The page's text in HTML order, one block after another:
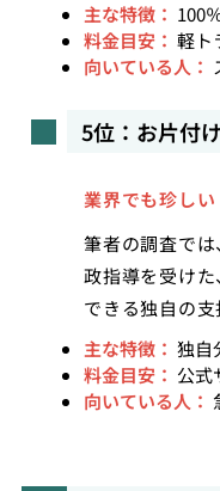
主な特徴： 100
料金目安： 軽ト
向いている人：
5位：お片付
業界でも珍し
筆者の調査で
政指導を受け
できる独自の
主な特徴： 独自
料金目安： 公式
向いている人：